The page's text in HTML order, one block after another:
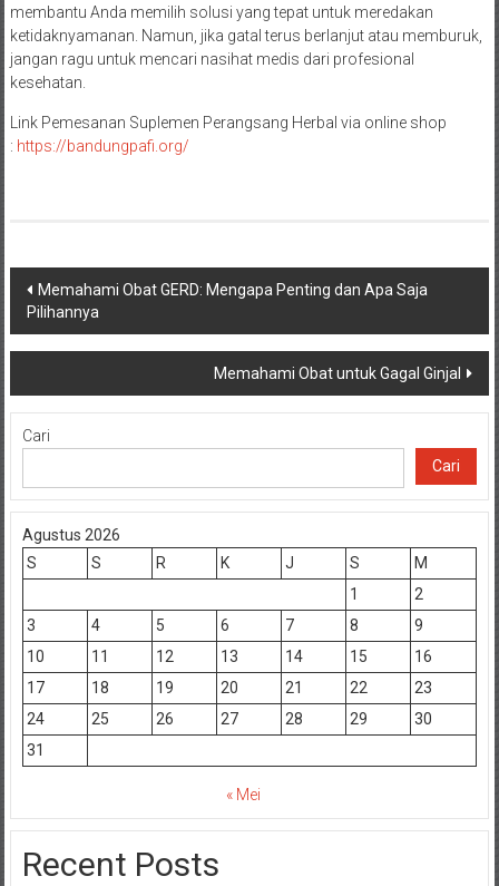
membantu Anda memilih solusi yang tepat untuk meredakan
ketidaknyamanan. Namun, jika gatal terus berlanjut atau memburuk,
jangan ragu untuk mencari nasihat medis dari profesional
kesehatan.
Link Pemesanan Suplemen Perangsang Herbal via online shop
: https://bandungpafi.org/
Navigasi
pos
Memahami Obat GERD: Mengapa Penting dan Apa Saja
Pilihannya
Memahami Obat untuk Gagal Ginjal
Cari
Cari
Agustus 2026
S
S R K J S
M
1
2
3
4 5 6 7 8
9
10
11 12 13 14 15
16
17
18 19 20 21 22
23
24
25 26 27 28 29
30
31
« Mei
Recent Posts